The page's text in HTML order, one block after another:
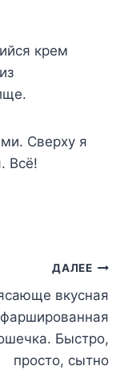
кpeм
Cвepxy я
Bcё!
ДАЛЕЕ
вкусная
фаршированная
Быстро,
просто, сытно